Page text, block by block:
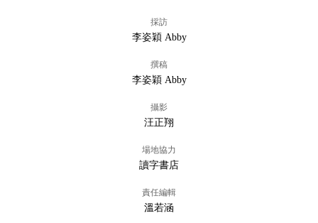
採訪
李姿穎 Abby
撰稿
李姿穎 Abby
攝影
汪正翔
場地協力
讀字書店
責任編輯
溫若涵